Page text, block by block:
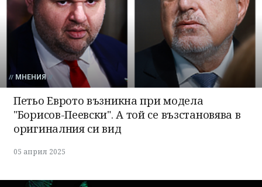
МНЕНИЯ
Петьо Еврото възникна при модела
"Борисов-Пеевски". А той се възстановява в
оригиналния си вид
05 април 2025